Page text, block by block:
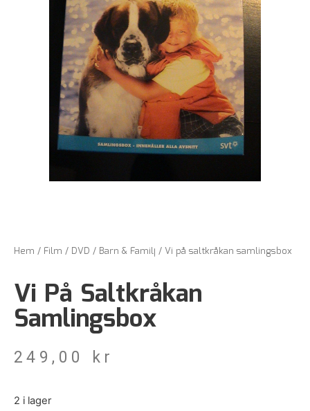
Hem / Film / DVD / Barn & Familj / Vi på saltkråkan samlingsbox
Vi På Saltkråkan
Samlingsbox
249,00 kr
2 i lager